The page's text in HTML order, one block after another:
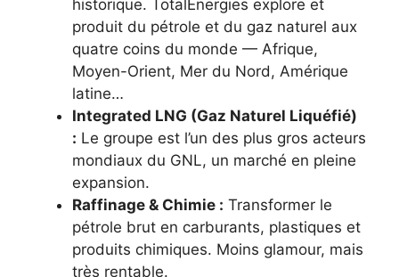
historique. TotalEnergies explore et
produit du pétrole et du gaz naturel aux
quatre coins du monde — Afrique,
Moyen-Orient, Mer du Nord, Amérique
latine…
Integrated LNG (Gaz Naturel Liquéfié)
: Le groupe est l’un des plus gros acteurs
mondiaux du GNL, un marché en pleine
expansion.
Raffinage & Chimie : Transformer le
pétrole brut en carburants, plastiques et
produits chimiques. Moins glamour, mais
très rentable.